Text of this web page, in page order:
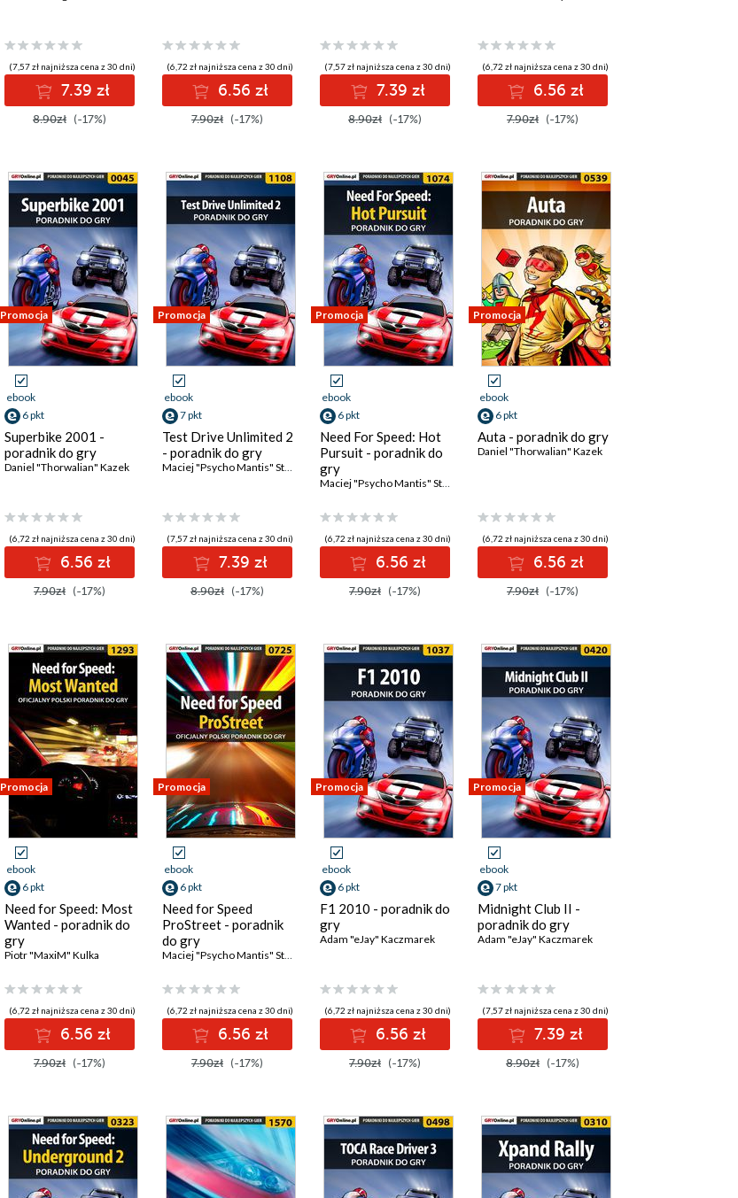
(7,57 zł najniższa cena z 30 dni)
7.39 zł
8.90zł (-17%)
(6,72 zł najniższa cena z 30 dni)
6.56 zł
7.90zł (-17%)
(7,57 zł najniższa cena z 30 dni)
7.39 zł
8.90zł (-17%)
(6,72 zł najniższa cena z 30 dni)
6.56 zł
7.90zł (-17%)
Promocja
ebook
6 pkt
Superbike 2001 -
poradnik do gry
Daniel "Thorwalian" Kazek
(6,72 zł najniższa cena z 30 dni)
6.56 zł
7.90zł (-17%)
Promocja
ebook
7 pkt
Test Drive Unlimited 2
- poradnik do gry
Maciej "Psycho Mantis" Stępnikowski
(7,57 zł najniższa cena z 30 dni)
7.39 zł
8.90zł (-17%)
Promocja
ebook
6 pkt
Need For Speed: Hot
Pursuit - poradnik do
gry
Maciej "Psycho Mantis" Stępnikowski
(6,72 zł najniższa cena z 30 dni)
6.56 zł
7.90zł (-17%)
Promocja
ebook
6 pkt
Auta - poradnik do gry
Daniel "Thorwalian" Kazek
(6,72 zł najniższa cena z 30 dni)
6.56 zł
7.90zł (-17%)
Promocja
ebook
6 pkt
Need for Speed: Most
Wanted - poradnik do
gry
Piotr "MaxiM" Kulka
(6,72 zł najniższa cena z 30 dni)
6.56 zł
7.90zł (-17%)
Promocja
ebook
6 pkt
Need for Speed
ProStreet - poradnik
do gry
Maciej "Psycho Mantis" Stępnikowski
(6,72 zł najniższa cena z 30 dni)
6.56 zł
7.90zł (-17%)
Promocja
ebook
6 pkt
F1 2010 - poradnik do
gry
Adam "eJay" Kaczmarek
(6,72 zł najniższa cena z 30 dni)
6.56 zł
7.90zł (-17%)
Promocja
ebook
7 pkt
Midnight Club II -
poradnik do gry
Adam "eJay" Kaczmarek
(7,57 zł najniższa cena z 30 dni)
7.39 zł
8.90zł (-17%)